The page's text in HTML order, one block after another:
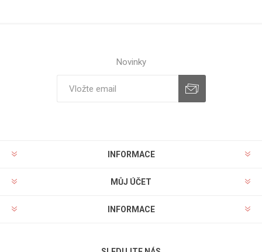
Novinky
INFORMACE
MŮJ ÚČET
INFORMACE